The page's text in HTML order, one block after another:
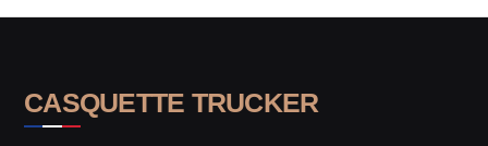
CASQUETTE TRUCKER